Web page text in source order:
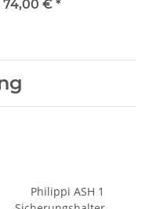
73631
74,00 € *